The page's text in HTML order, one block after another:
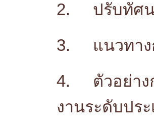
2.
ปรับทัศ
3.
แนวทา
4.
ตัวอย่า
งานระดับปร